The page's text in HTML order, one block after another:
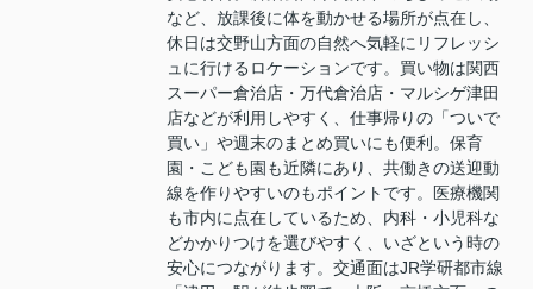
など、放課後に体を動かせる場所が点在し、
休日は交野山方面の自然へ気軽にリフレッシ
ュに行けるロケーションです。買い物は関西
スーパー倉治店・万代倉治店・マルシゲ津田
店などが利用しやすく、仕事帰りの「ついで
買い」や週末のまとめ買いにも便利。保育
園・こども園も近隣にあり、共働きの送迎動
線を作りやすいのもポイントです。医療機関
も市内に点在しているため、内科・小児科な
どかかりつけを選びやすく、いざという時の
安心につながります。交通面はJR学研都市線